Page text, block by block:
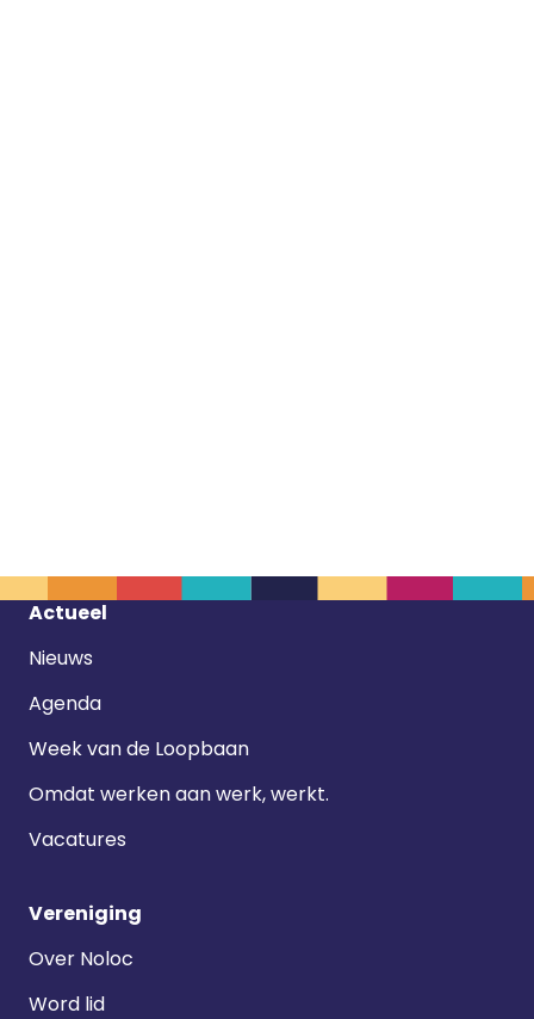
Footer
Actueel
Nieuws
Agenda
Week van de Loopbaan
Omdat werken aan werk, werkt.
Vacatures
Vereniging
Over Noloc
Word lid